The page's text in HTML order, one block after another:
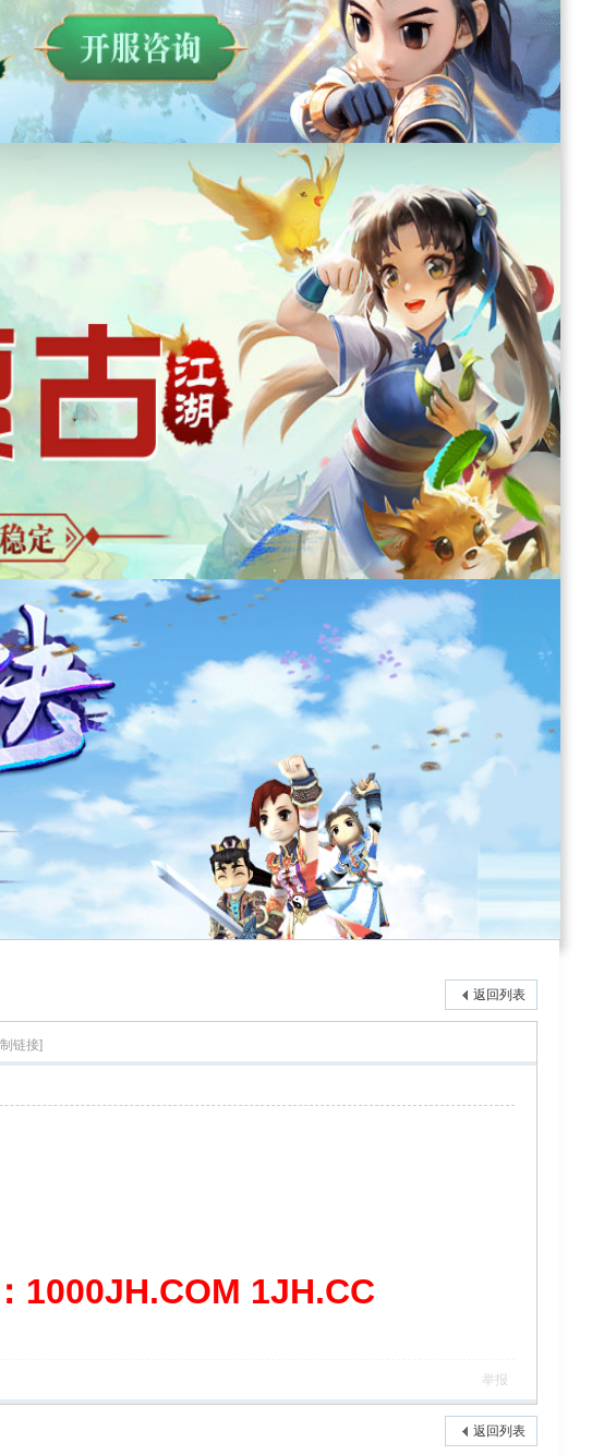
返回列表
链接]
1000JH.COM 1JH.CC
举报
返回列表